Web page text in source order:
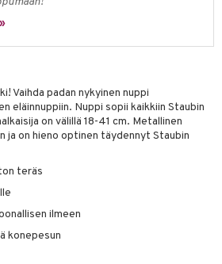
Vaihda padan nykyinen nuppi
eläinnuppiin. Nuppi sopii kaikkiin Staubin
on välillä 18-41 cm. Metallinen
ja on hieno optinen täydennyt Staubin
teräs
ilmeen
konepesun